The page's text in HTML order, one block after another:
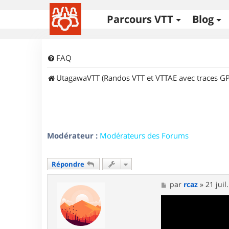
Parcours VTT Blog
FAQ
UtagawaVTT (Randos VTT et VTTAE avec traces
Modérateur : Modérateurs des Forums
Répondre
M
e
par rcaz »21